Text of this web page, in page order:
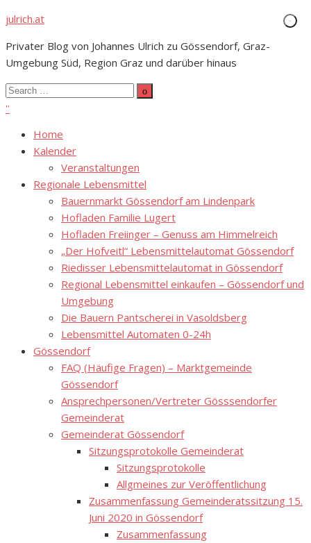
Skip
content
julrich.at
Privater Blog von Johannes Ulrich zu Gössendorf, Graz-
Umgebung Süd, Region Graz und darüber hinaus
Search
for:
Search
Home
Kalender
Veranstaltungen
Regionale Lebensmittel
Bauernmarkt Gössendorf am Lindenpark
Hofladen Familie Lugert
Hofladen Freiinger – Genuss am Himmelreich
„Der Hofveitl“ Lebensmittelautomat Gössendorf
Riedisser Lebensmittelautomat in Gössendorf
Regional Lebensmittel einkaufen – Gössendorf und
Umgebung
Die Bauern Pantscherei in Vasoldsberg
Lebensmittel Automaten 0-24h
Gössendorf
FAQ (Häufige Fragen) – Marktgemeinde
Gössendorf
Ansprechpersonen/Vertreter Gösssendorfer
Gemeinderat
Gemeinderat Gössendorf
Sitzungsprotokolle Gemeinderat
Sitzungsprotokolle
Allgmeines zur Veröffentlichung
Zusammenfassung Gemeinderatssitzung 15.
Juni 2020 in Gössendorf
Zusammenfassung